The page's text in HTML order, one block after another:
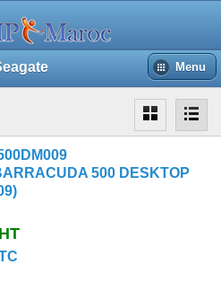
Menu
500 DESKTOP
HT